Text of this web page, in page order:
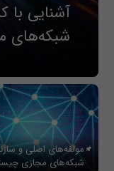
آشنایی
شبکه‌های
مولفه‌های اصلی و
شبکه‌های مجازی